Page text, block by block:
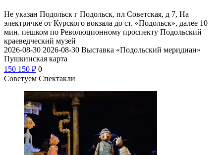
Не указан Подольск г Подольск, пл Советская, д 7, На
электричке от Курского вокзала до ст. «Подольск», далее 10
мин. пешком по Революционному проспекту Подольский
краеведческий музей
2026-08-30 2026-08-30 Выставка «Подольский меридиан»
Пушкинская карта
150 150 ₽ 0
Советуем Спектакли